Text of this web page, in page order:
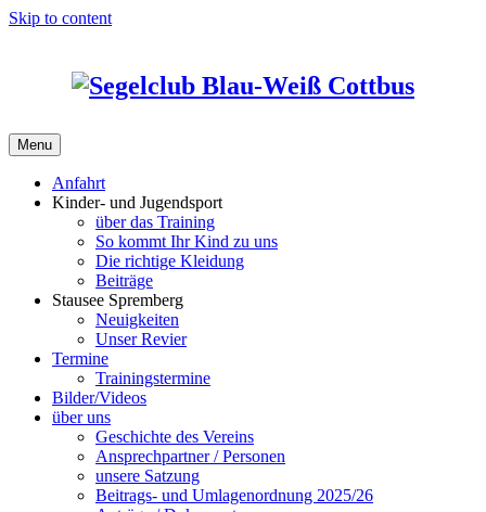
Skip to content
Menu
Anfahrt
Kinder- und Jugendsport
über das Training
So kommt Ihr Kind zu uns
Die richtige Kleidung
Beiträge
Stausee Spremberg
Neuigkeiten
Unser Revier
Termine
Trainingstermine
Bilder/Videos
über uns
Geschichte des Vereins
Ansprechpartner / Personen
unsere Satzung
Beitrags- und Umlagenordnung 2025/26